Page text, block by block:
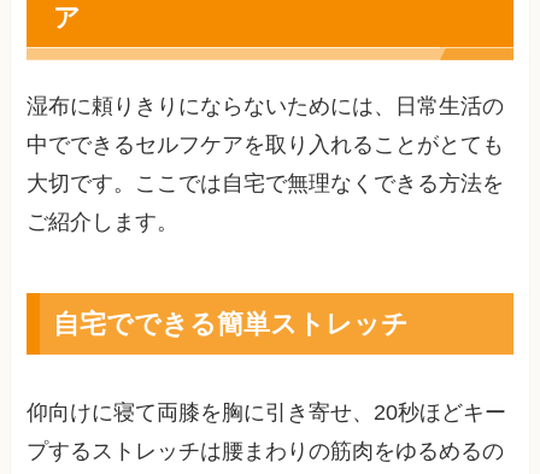
ア
湿布に頼りきりにならないためには、日常生活の
中でできるセルフケアを取り入れることがとても
大切です。ここでは自宅で無理なくできる方法を
ご紹介します。
自宅でできる簡単ストレッチ
仰向けに寝て両膝を胸に引き寄せ、20秒ほどキー
プするストレッチは腰まわりの筋肉をゆるめるの